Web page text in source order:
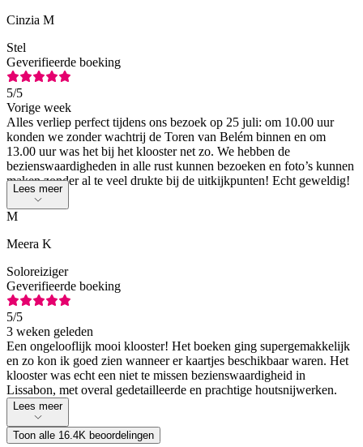
Cinzia M
Stel
Geverifieerde boeking
5/5
Vorige week
Alles verliep perfect tijdens ons bezoek op 25 juli: om 10.00 uur
konden we zonder wachtrij de Toren van Belém binnen en om
13.00 uur was het bij het klooster net zo. We hebben de
bezienswaardigheden in alle rust kunnen bezoeken en foto’s kunnen
maken zonder al te veel drukte bij de uitkijkpunten! Echt geweldig!
Lees meer
M
Meera K
Soloreiziger
Geverifieerde boeking
5/5
3 weken geleden
Een ongelooflijk mooi klooster! Het boeken ging supergemakkelijk
en zo kon ik goed zien wanneer er kaartjes beschikbaar waren. Het
klooster was echt een niet te missen bezienswaardigheid in
Lissabon, met overal gedetailleerde en prachtige houtsnijwerken.
Lees meer
Toon alle 16.4K beoordelingen